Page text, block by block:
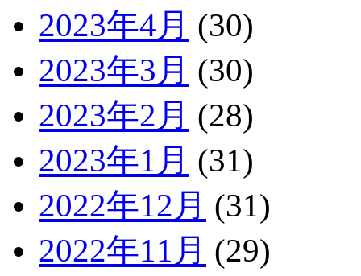
2023年4月 (30)
2023年3月 (30)
2023年2月 (28)
2023年1月 (31)
2022年12月 (31)
2022年11月 (29)